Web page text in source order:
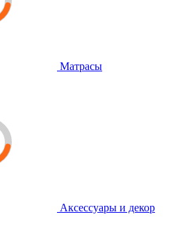
Матрасы
Аксессуары и декор